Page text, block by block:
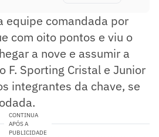
equipe comandada por
com oito pontos e viu o
a nove e assumir a
F. Sporting Cristal e Junior
integrantes da chave, se
CONTINUA
APÓS A
PUBLICIDADE